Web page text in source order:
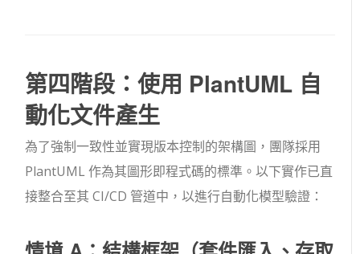
第四階段：使用 PlantUML 自
動化文件產生
為了強制一致性並實現版本控制的架構圖，團隊採用
PlantUML 作為其圖形即程式碼的標準。以下實作已直
接整合至其 CI/CD 管道中，以進行自動化模型驗證：